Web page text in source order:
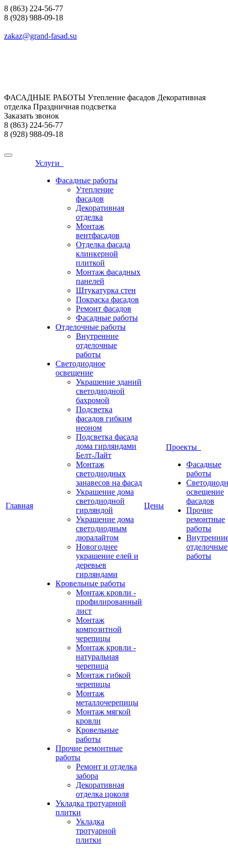
8 (863) 224-56-77
8 (928) 988-09-18
zakaz@grand-fasad.su
ФАСАДНЫЕ РАБОТЫ Утепление фасадов Декоративная
отделка Праздничная подсветка
Заказать звонок
8 (863) 224-56-77
8 (928) 988-09-18
Главная
Услуги
Фасадные работы
Утепление
фасадов
Декоративная
отделка
Монтаж
вентфасадов
Отделка фасада
клинкерной
плиткой
Монтаж фасадных
панелей
Штукатурка стен
Покраска фасадов
Ремонт фасадов
Фасадные работы
Отделочные работы
Внутренние
отделочные
работы
Светодиодное
освещение
Украшение зданий
светодиодной
бахромой
Подсветка
фасадов гибким
неоном
Подсветка фасада
дома гирляндами
Белт-Лайт
Монтаж
светодиодных
занавесов на фасад
Украшение дома
светодиодной
гирляндой
Украшение дома
светодиодным
дюралайтом
Новогоднее
украшение елей и
деревьев
гирляндами
Кровельные работы
Монтаж кровли -
профилированный
лист
Монтаж
композитной
черепицы
Монтаж кровли -
натуральная
черепица
Монтаж гибкой
черепицы
Монтаж
металлочерепицы
Монтаж мягкой
кровли
Кровельные
работы
Прочие ремонтные
работы
Ремонт и отделка
забора
Декоративная
отделка цоколя
Укладка тротуарной
плитки
Укладка
тротуарной
плитки
Цены
Проекты
Фасадные
работы
освещение
фасадов
Прочие
ремонтные
работы
отделочные
работы